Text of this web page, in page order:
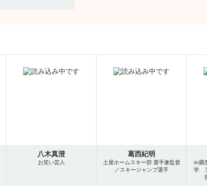
八木真澄
お笑い芸人
葛西紀明
土屋ホームスキー部 選手兼監督
／スキージャンプ選手
㈱圓
学